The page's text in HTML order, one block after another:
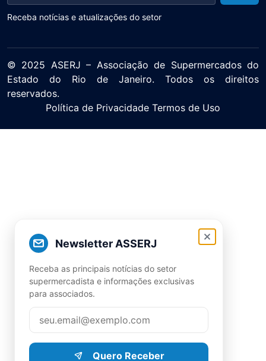
Newsletter ASSERJ
Receba as principais notícias do setor
supermercadista e informações exclusivas
para associados.
Quero Receber
Receba notícias e atualizações do setor
© 2025 ASERJ – Associação de Supermercados do
Estado do Rio de Janeiro. Todos os direitos
reservados.
Política de Privacidade Termos de Uso